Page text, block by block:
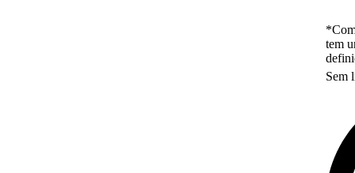
tem
Sem